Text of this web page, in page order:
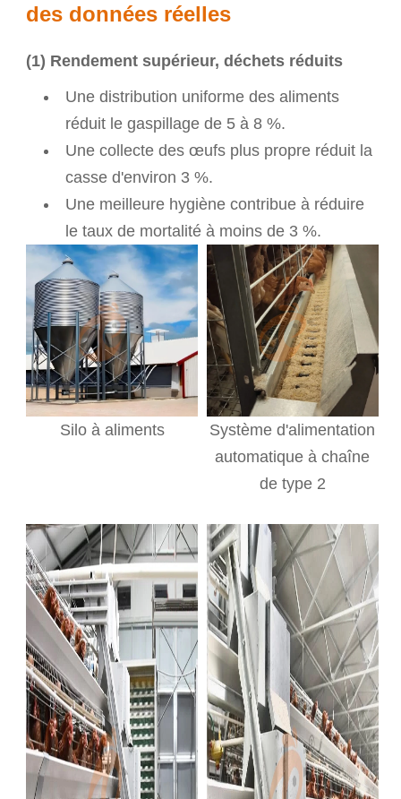
des données réelles
(1) Rendement supérieur, déchets réduits
Une distribution uniforme des aliments
réduit le gaspillage de 5 à 8 %.
Une collecte des œufs plus propre réduit la
casse d'environ 3 %.
Une meilleure hygiène contribue à réduire
le taux de mortalité à moins de 3 %.
Silo à aliments
Système d'alimentation
automatique à chaîne
de type 2